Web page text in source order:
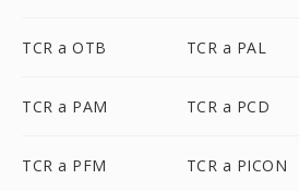
TCR a OTB TCR a PAL
TCR a PAM TCR a PCD
TCR a PFM TCR a PICON